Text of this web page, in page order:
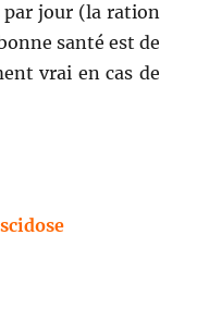
par jour (la ration
santé est de
vrai en cas de